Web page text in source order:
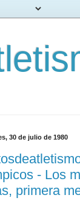
30 de julio de 1980
- Los
primera